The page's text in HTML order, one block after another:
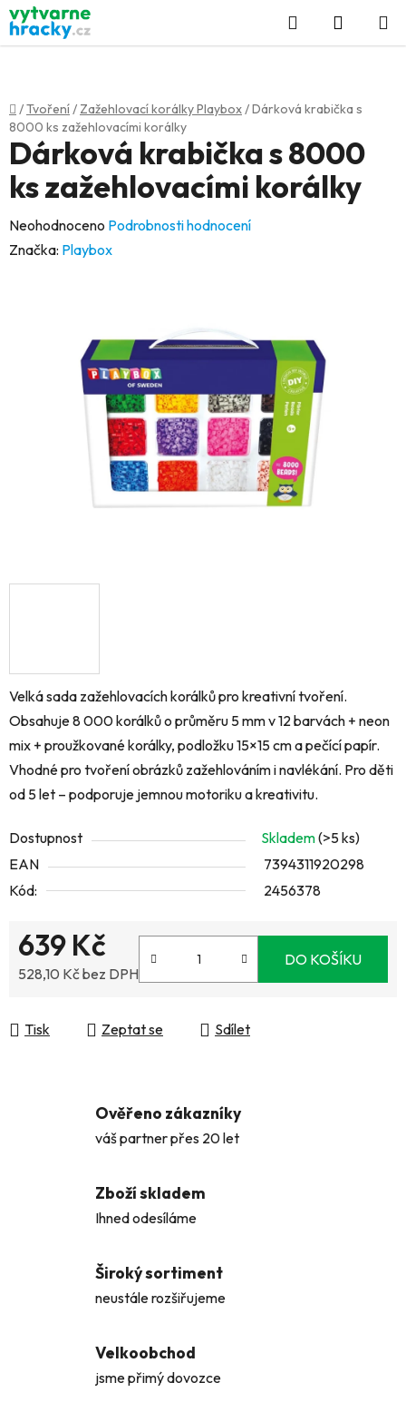
Přejít
na
obsah
Hledat
KOŠÍK
Domů
/Tvoření/ Zažehlovací korálky Playbox/Dárková krabička s
8000 ks zažehlovacími korálky
Velká sada zažehlovacích korálků pro kreativní tvoření.
Obsahuje 8 000 korálků o průměru 5 mm v 12 barvách + neon
mix + proužkované korálky, podložku 15×15 cm a pečící papír.
Vhodné pro tvoření obrázků zažehlováním i navlékání. Pro děti
od 5 let – podporuje jemnou motoriku a kreativitu.
Dostupnost Skladem(>5 ks)
EAN
7394311920298
Kód:
2456378
639 Kč
528,10 Kč bez DPH
DO KOŠÍKU
Tisk Zeptat se Sdílet
Dárková krabička s 8000
ks zažehlovacími korálky
Průměrné
hodnocení
Neohodnoceno Podrobnosti hodnocení
Značka: Playbox
Ověřeno zákazníky
váš partner přes 20 let
Zboží skladem
Ihned odesíláme
Široký sortiment
neustále rozšiřujeme
Velkoobchod
jsme přimý dovozce